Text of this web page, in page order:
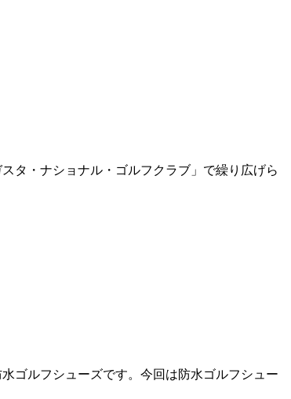
タ・ナショナル・ゴルフクラブ」で繰り広げら
ゴルフシューズです。今回は防水ゴルフシュー